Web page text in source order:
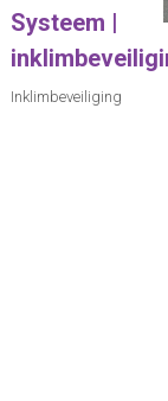
Systeem |
Inklimbeveiliging